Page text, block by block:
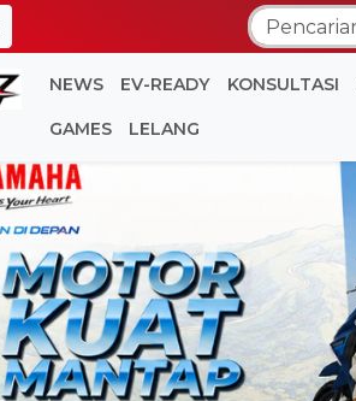
NEWS EV-READY KONSULTASI
GAMES LELANG